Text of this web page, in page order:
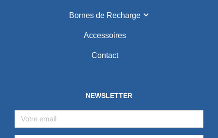
Bornes de Recharge
Accessoires
Contact
NEWSLETTER